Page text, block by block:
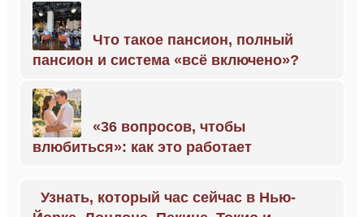
Что такое пансион, полный
пансион и система «всё включено»?
«36 вопросов, чтобы
влюбиться»: как это работает
Узнать, который час сейчас в Нью-